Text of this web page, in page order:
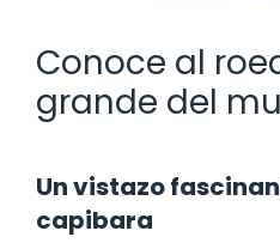
Conoce al
grande del
Un vistazo
capibara